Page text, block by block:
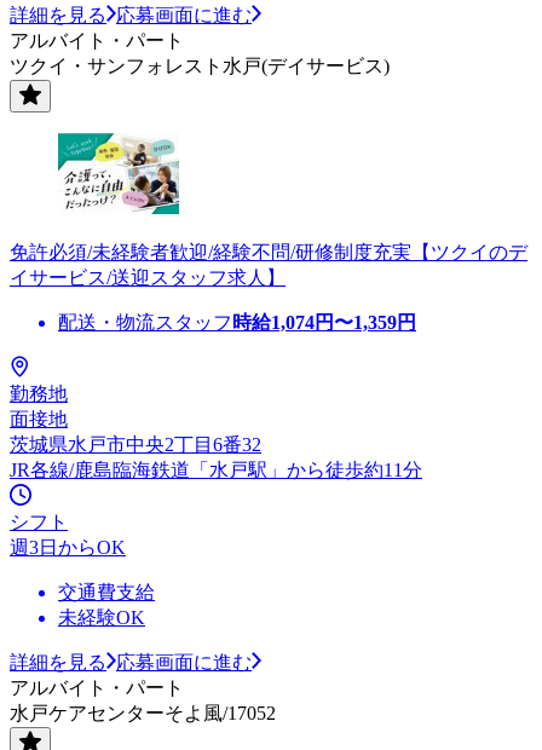
詳細を見る
応募画面に進む
アルバイト・パート
ツクイ・サンフォレスト水戸(デイサービス)
免許必須/未経験者歓迎/経験不問/研修制度充実【ツクイのデ
イサービス/送迎スタッフ求人】
配送・物流スタッフ 時給1,074円〜1,359円
勤務地
面接地
茨城県水戸市中央2丁目6番32
JR各線/鹿島臨海鉄道「水戸駅」から徒歩約11分
シフト
週3日からOK
交通費支給
未経験OK
詳細を見る
応募画面に進む
アルバイト・パート
水戸ケアセンターそよ風/17052